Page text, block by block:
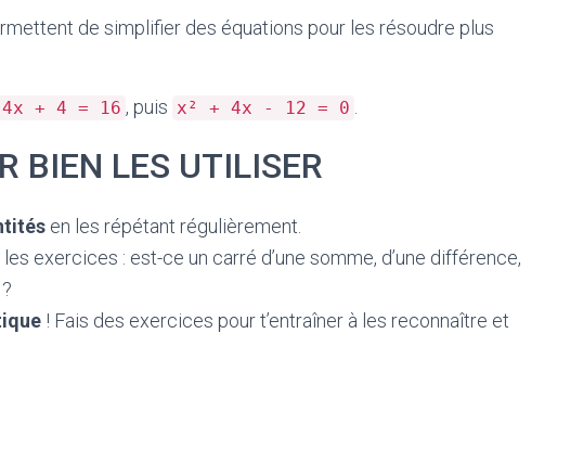
de simplifier des équations pour les résoudre plus
+ 4 = 16 , puis x² + 4x - 12 = 0
BIEN LES UTILISER
en les répétant régulièrement.
exercices : est-ce un carré d’une somme, d’une différence,
! Fais des exercices pour t’entraîner à les reconnaître et